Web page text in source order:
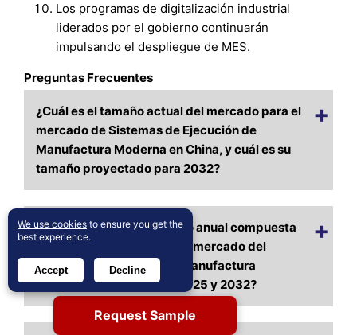
Los programas de digitalización industrial
liderados por el gobierno continuarán
impulsando el despliegue de MES.
Preguntas Frecuentes
¿Cuál es el tamaño actual del mercado para el
mercado de Sistemas de Ejecución de
Manufactura Moderna en China, y cuál es su
tamaño proyectado para 2032?
¿A qué tasa de crecimiento anual compuesta
se proyecta que crecerá el mercado del
Sistema de Ejecución de Manufactura
Moderna de China entre 2025 y 2032?
Request Sample
We use cookies to ensure you get the
best experience.
Accept Decline